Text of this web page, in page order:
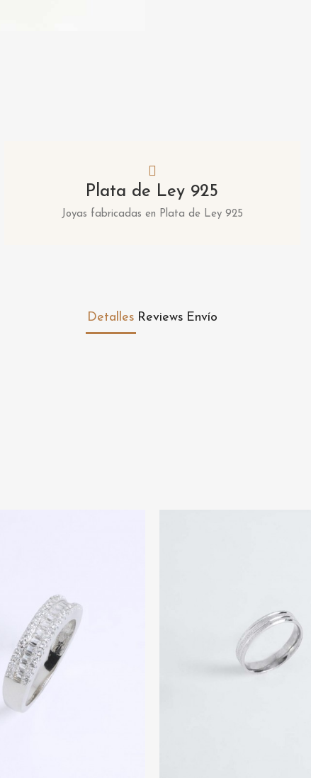
Plata de Ley 925
Joyas fabricadas en Plata de Ley 925
Detalles Reviews Envío